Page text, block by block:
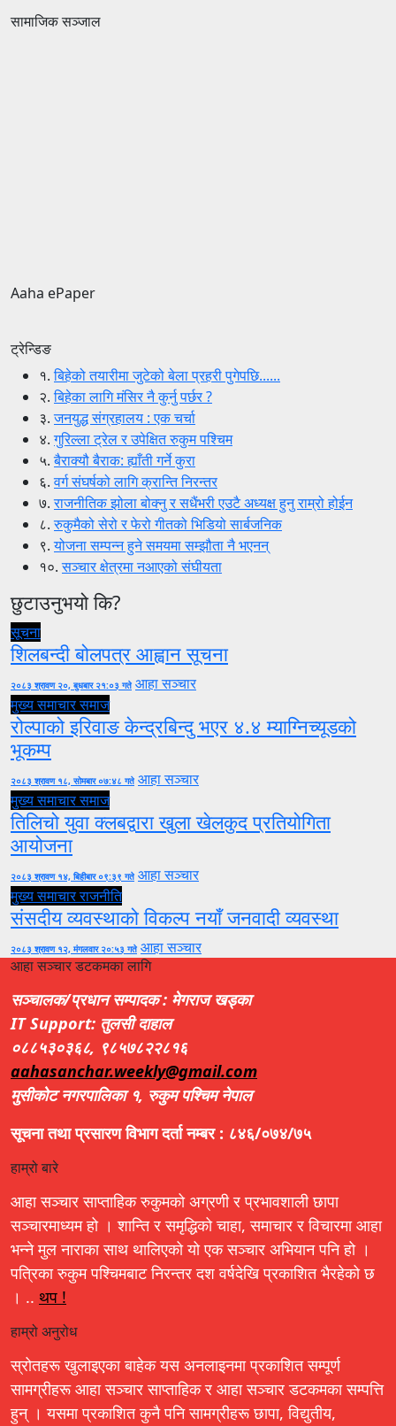
सामाजिक सञ्जाल
Aaha ePaper
ट्रेन्डिङ
१.बिहेको तयारीमा जुटेको बेला प्रहरी पुगेपछि......
२.बिहेका लागि मंसिर नै कुर्नु पर्छर ?
३.जनयुद्ध संग्रहालय : एक चर्चा
४.गुरिल्ला ट्रेल र उपेक्षित रुकुम पश्चिम
५.बैराक्यौ बैराक: ह्याँती गर्ने कुरा
६.वर्ग संघर्षको लागि क्रान्ति निरन्तर
७.राजनीतिक झोला बोक्नु र सधैंभरी एउटै अध्यक्ष हुनु राम्रो होईन
८.रुकुमैको सेरो र फेरो गीतको भिडियो सार्बजनिक
९.योजना सम्पन्न हुने समयमा सम्झौता नै भएनन्
१०.सञ्चार क्षेत्रमा नआएको संघीयता
छुटाउनुभयो कि?
सूचना
शिलबन्दी बोलपत्र आह्वान सूचना
२०८३ श्रावण २०, बुधबार २१:०३ गते आहा सञ्चार
मुख्य समाचारसमाज
रोल्पाको इरिवाङ केन्द्रबिन्दु भएर ४.४ म्याग्निच्यूडको
भूकम्प
२०८३ श्रावण १८, सोमबार ०७:४८ गते आहा सञ्चार
मुख्य समाचारसमाज
तिलिचो युवा क्लबद्वारा खुला खेलकुद प्रतियोगिता
आयोजना
२०८३ श्रावण १४, बिहीबार ०९:३९ गते आहा सञ्चार
मुख्य समाचारराजनीति
संसदीय व्यवस्थाको विकल्प नयाँ जनवादी व्यवस्था
२०८३ श्रावण १२, मंगलवार २०:५३ गते आहा सञ्चार
आहा सञ्चार डटकमका लागि
सञ्चालक/प्रधान सम्पादक : मेगराज खड्का
IT Support: तुलसी दाहाल
०८८५३०३६८, ९८५७८२२८१६
aahasanchar.weekly@gmail.com
मुसीकोट नगरपालिका १, रुकुम पश्चिम नेपाल
सूचना तथा प्रसारण विभाग दर्ता नम्बर : ८४६/०७४/७५
हाम्रो बारे
आहा सञ्चार साप्ताहिक रुकुमको अग्रणी र प्रभावशाली छापा
सञ्चारमाध्यम हो । शान्ति र समृद्धिको चाहा, समाचार र विचारमा आहा
भन्ने मुल नाराका साथ थालिएको यो एक सञ्चार अभियान पनि हो ।
पत्रिका रुकुम पश्चिमबाट निरन्तर दश वर्षदेखि प्रकाशित भैरहेको छ
। .. थप !
हाम्रो अनुरोध
स्रोतहरू खुलाइएका बाहेक यस अनलाइनमा प्रकाशित सम्पूर्ण
सामग्रीहरू आहा सञ्चार साप्ताहिक र आहा सञ्चार डटकमका सम्पत्ति
हुन् । यसमा प्रकाशित कुनै पनि सामग्रीहरू छापा, विद्युतीय,